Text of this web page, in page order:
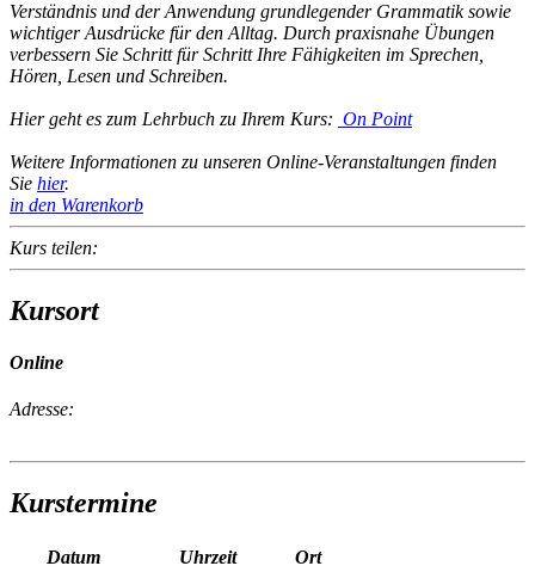
Verständnis und der Anwendung grundlegender Grammatik sowie
wichtiger Ausdrücke für den Alltag. Durch praxisnahe Übungen
verbessern Sie Schritt für Schritt Ihre Fähigkeiten im Sprechen,
Hören, Lesen und Schreiben.
Hier geht es zum Lehrbuch zu Ihrem Kurs: On Point
Weitere Informationen zu unseren Online-Veranstaltungen finden
Sie hier.
in den Warenkorb
Kurs teilen:
Kursort
Online
Adresse:
Kurstermine
Datum Uhrzeit
Ort